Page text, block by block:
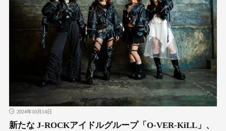
2024年10月14日
新たな J-ROCKアイドルグループ「O-VER-KiLL」、